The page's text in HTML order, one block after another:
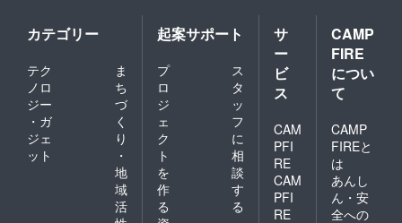
カテゴリー
テク
ノロ
ジー
・ガ
ジェ
ット
ま
ち
づ
く
り
・
地
域
活
起案サポート
プ
ロ
ジ
ェ
ク
ト
を
作
る
ス
タ
ッ
フ
に
相
談
す
る
サ
ー
ビ
ス
CAM
PFI
RE
CAM
PFI
RE
CAMP
FIRE
につい
て
CAMP
FIREと
は
あんし
ん・安
全への